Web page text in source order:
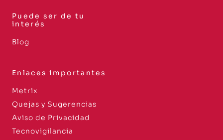
Puede ser de tu
interés
Blog
Enlaces importantes
Metrix
Quejas y Sugerencias
Aviso de Privacidad
Tecnovigilancia